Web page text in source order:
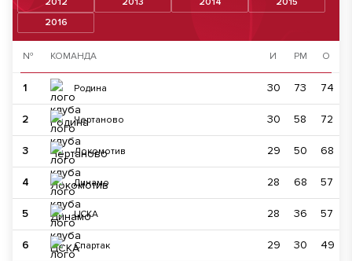
2016
№ КОМАНДА И РМ О
1 Родина 30 73 74
2 Чертаново 30 58 72
3 Локомотив 29 50 68
4 Динамо 28 68 57
5 ЦСКА 28 36 57
6 Спартак 29 30 49